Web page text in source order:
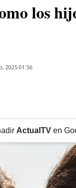
los
2025 01:56
ActualTVen